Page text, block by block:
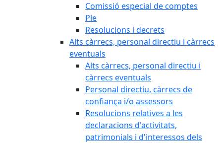
Comissió especial de comptes
Ple
Resolucions i decrets
Alts càrrecs, personal directiu i càrrecs
eventuals
Alts càrrecs, personal directiu i
càrrecs eventuals
Personal directiu, càrrecs de
confiança i/o assessors
Resolucions relatives a les
declaracions d'activitats,
patrimonials i d'interessos dels